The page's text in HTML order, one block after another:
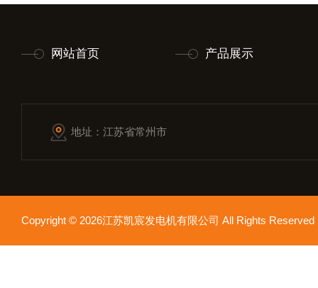
网站首页 产品展示
地址：江苏省常州市
Copyright © 2026江苏凯宸发电机有限公司 All Rights